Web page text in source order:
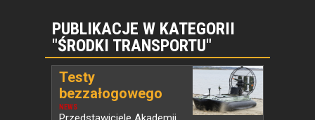
PUBLIKACJE W KATEGORII
"ŚRODKI TRANSPORTU"
NEWS
Testy
bezzałogowego
systemu...